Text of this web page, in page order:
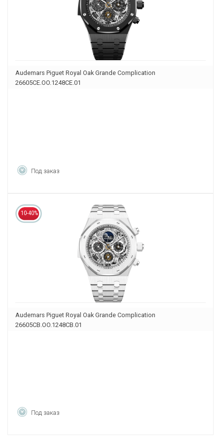
Audemars Piguet Royal Oak Grande Complication
26605CE.OO.1248CE.01
Под заказ
10-40%
Audemars Piguet Royal Oak Grande Complication
26605CB.OO.1248CB.01
Под заказ